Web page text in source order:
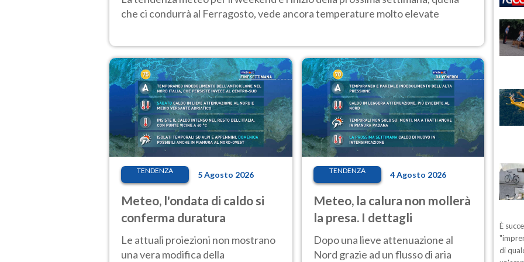
che ci condurrà al Ferragosto, vede ancora temperature molto elevate
TENDENZA 5 Agosto 2026
Meteo, l'ondata di caldo si
conferma duratura
Le attuali proiezioni non mostrano
una vera modifica della
TENDENZA 4 Agosto 2026
Meteo, la calura non mollerà
la presa. I dettagli
Dopo una lieve attenuazione al
Nord grazie ad un flusso di aria
È
di